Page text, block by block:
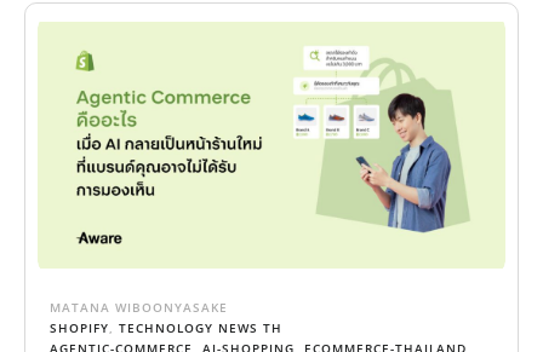
MATANA WIBOONYASAKE
SHOPIFY
TECHNOLOGY NEWS TH
AGENTIC-COMMERCE
AI-SHOPPING ECOMMERCE-THAILAND